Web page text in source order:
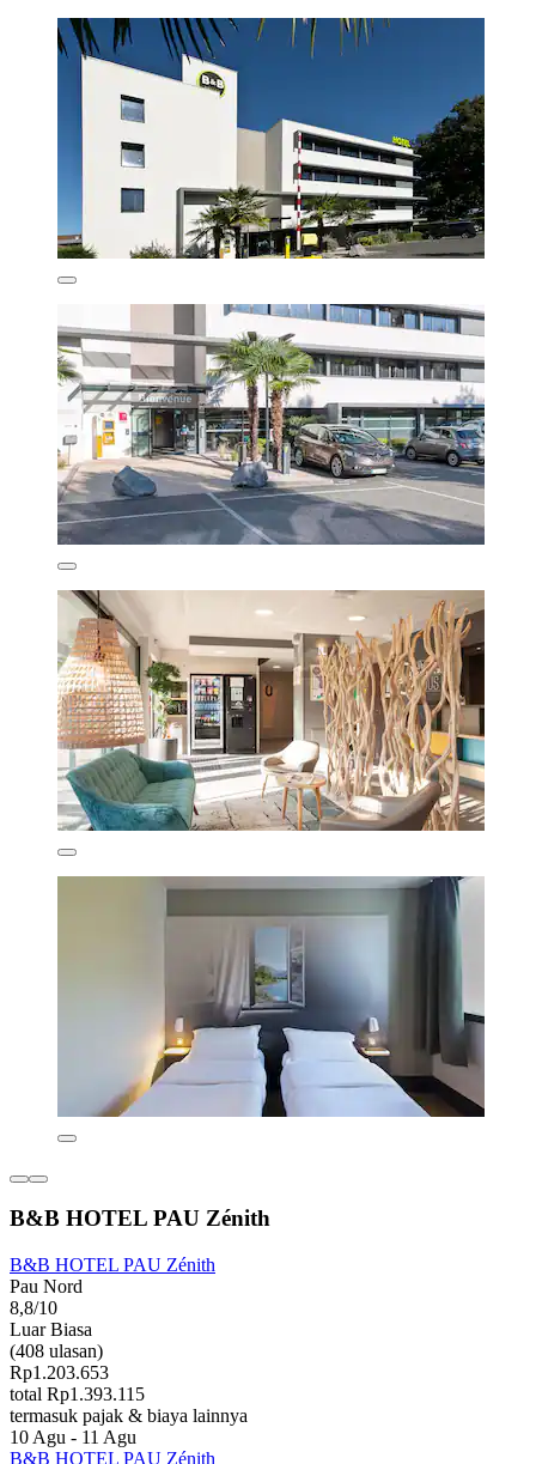
B&B HOTEL PAU Zénith
B&B HOTEL PAU Zénith
Pau Nord
8,8/10
Luar Biasa
(408 ulasan)
Rp1.203.653
total Rp1.393.115
termasuk pajak & biaya lainnya
10 Agu - 11 Agu
B&B HOTEL PAU Zénith